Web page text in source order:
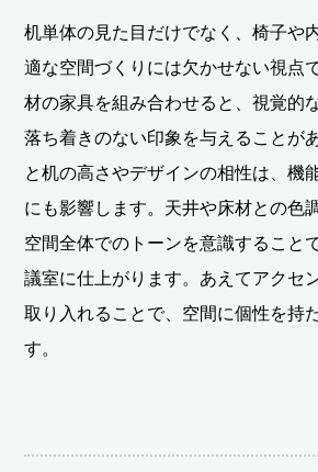
机単体の見た目だけでなく、椅子や
適な空間づくりには欠かせない視点
材の家具を組み合わせると、視覚的
落ち着きのない印象を与えることが
と机の高さやデザインの相性は、機
にも影響します。天井や床材との色
空間全体でのトーンを意識すること
議室に仕上がります。あえてアクセ
取り入れることで、空間に個性を持
す。